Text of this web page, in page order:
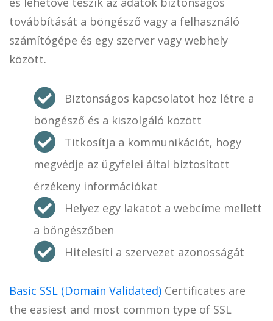
továbbítását a böngésző vagy a felhasználó
számítógépe és egy szerver vagy webhely
között.
Biztonságos kapcsolatot hoz létre a
böngésző és a kiszolgáló között
Titkosítja a kommunikációt, hogy
megvédje az ügyfelei által biztosított
érzékeny információkat
Helyez egy lakatot a webcíme mellett
a böngészőben
Hitelesíti a szervezet azonosságát
Basic SSL (Domain Validated) Certificates are
the easiest and most common type of SSL